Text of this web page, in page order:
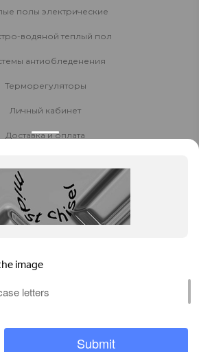
полы электрические
водяной теплый пол
антиобледенения
Терморегуляторы
Личный кабинет
Доставка и оплата
Контакты